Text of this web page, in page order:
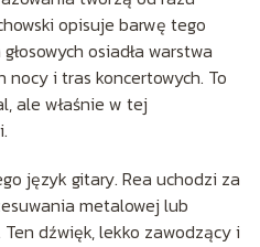
opisuje barwę tego
osiadła warstwa
i tras koncertowych. To
ale właśnie w tej
język gitary. Rea uchodzi za
metalowej lub
dźwięk, lekko zawodzący i